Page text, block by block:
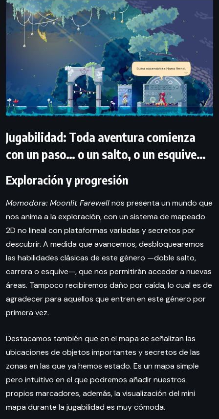
Jugabilidad: Toda aventura comienza
con un paso… o un salto, o un esquive…
Exploración y progresión
Momodora: Moonlit Farewellnos presenta un mundo que
nos anima a la exploración, con un sistema de mapeado
2D no lineal con plataformas variadas y secretos por
descubrir. A medida que avancemos, desbloquearemos
las habilidades clásicas de este género —doble salto,
carrera o esquive—, que nos permitirán acceder a nuevas
áreas. Tampoco recibiremos daño por caída, lo cual es de
agradecer para aquellos que entren en este género por
primera vez.
Destacamos también que en el mapa se señalizan las
ubicaciones de objetos importantes y secretos de las
zonas en las que ya hemos estado. Es un mapa simple
pero intuitivo en el que podremos añadir nuestros
propios marcadores, además, la visualización del mini
mapa durante la jugabilidad es muy cómoda.